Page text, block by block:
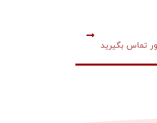
تماس بگیرید